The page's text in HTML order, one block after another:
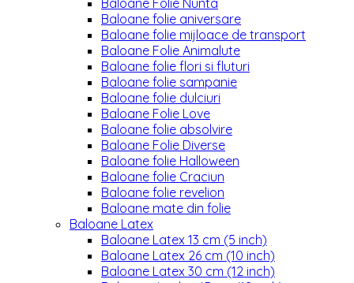
Baloane Folie Nunta
Baloane folie aniversare
Baloane folie mijloace de transport
Baloane Folie Animalute
Baloane folie flori si fluturi
Baloane folie sampanie
Baloane folie dulciuri
Baloane Folie Love
Baloane folie absolvire
Baloane Folie Diverse
Baloane folie Halloween
Baloane folie Craciun
Baloane folie revelion
Baloane mate din folie
Baloane Latex
Baloane Latex 13 cm (5 inch)
Baloane Latex 26 cm (10 inch)
Baloane Latex 30 cm (12 inch)